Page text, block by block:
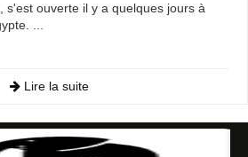
s'est ouverte il y a quelques jours à
...
Lire la suite